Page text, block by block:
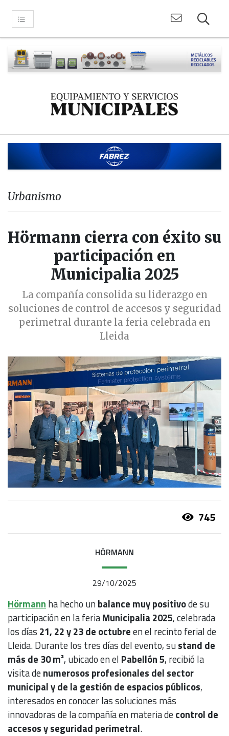
Urbanismo
Hörmann cierra con éxito su
participación en
Municipalia 2025
La compañía consolida su liderazgo en
soluciones de control de accesos y seguridad
perimetral durante la feria celebrada en
Lleida
745
HÖRMANN
29/10/2025
Hörmann ha hecho unbalance muy positivode su
participación en la feriaMunicipalia 2025, celebrada
los días 21, 22 y 23 de octubreen el recinto ferial de
Lleida. Durante los tres días del evento, sustand de
más de 30 m², ubicado en el Pabellón 5, recibió la
visita denumerosos profesionales del sector
municipal y de la gestión de espacios públicos,
interesados en conocer las soluciones más
innovadoras de la compañía en materia decontrol de
accesos y seguridad perimetral.